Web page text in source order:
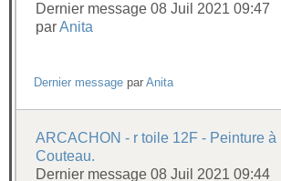
Dernier message 08 Juil 2021 09:47
parAnita
Dernier message parAnita
ARCACHON - r toile 12F - Peinture à
Couteau.
Dernier message 08 Juil 2021 09:44